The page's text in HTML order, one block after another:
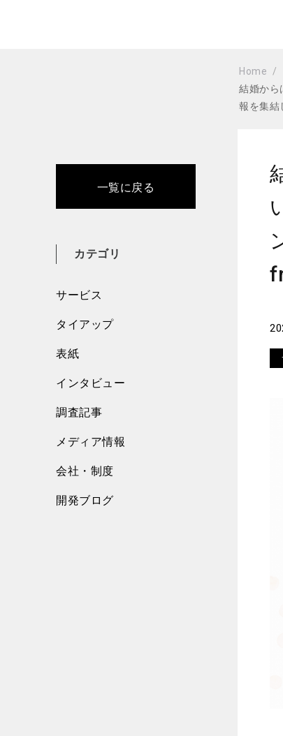
Home
結婚から
報を集結
一覧に戻る
カテゴリ
サービス
タイアップ
表紙
インタビュー
調査記事
メディア情報
会社・制度
開発ブログ